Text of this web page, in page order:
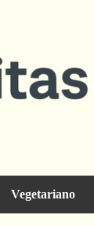
Vegetariano